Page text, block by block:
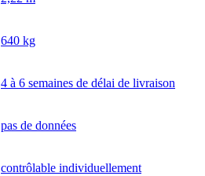
640 kg
4 à 6 semaines de délai de livraison
pas de données
contrôlable individuellement